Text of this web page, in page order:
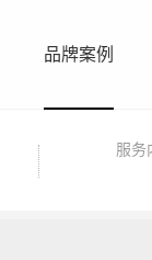
品牌案例
服务